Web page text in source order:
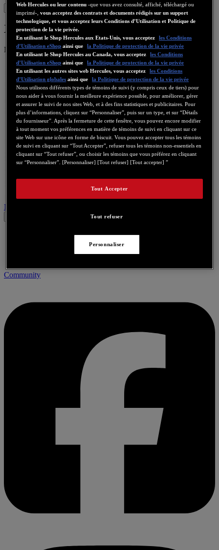
Sign in
XPS 2.1 50
Numéro de produit 4768146 4769187 4780504
Nous contacter pour ce produit
Community
Web Hercules ou leur contenu-que vous avez consulté, affiché, téléchargé ou
imprimé-,vous acceptez des contrats et documents rédigés sur un support
technologique, et vous acceptez leurs Conditions d’Utilisation et Politique de
protection de la vie privée.
En utilisant le Shop Hercules aux Etats-Unis, vous acceptez
les Conditions
d’Utilisation eShop ainsi que
la Politique de protection de la vie privée
En utilisant le Shop Hercules au Canada, vous acceptez
les Conditions
d’Utilisation eShop ainsi que
la Politique de protection de la vie privée
En utilisant les autres sites web Hercules, vous acceptez
les Conditions
d’Utilisation globales ainsi que
la Politique de protection de la vie privée
Nous utilisons différents types de témoins de suivi (y compris ceux de tiers) pour
nous aider à vous fournir la meilleure expérience possible, pour améliorer, gérer
et assurer le suivi de nos sites Web, et à des fins statistiques et publicitaires. Pour
plus d’informations, cliquez sur “Personnaliser”, puis sur un type, et sur “Détails
du fournisseur”. Après la fermeture de cette fenêtre, vous pouvez encore modifier
à tout moment vos préférences en matière de témoins de suivi en cliquant sur ce
site Web sur une icône en forme de biscuit. Vous pouvez accepter tous les témoins
de suivi en cliquant sur “Tout Accepter”, refuser tous les témoins non-essentiels en
cliquant sur “Tout refuser”, ou choisir les témoins que vous préférez en cliquant
sur “Personnaliser”. [Personnaliser] [Tout refuser] [Tout accepter] ”
Tout refuser
Tout Accepter
Personnaliser